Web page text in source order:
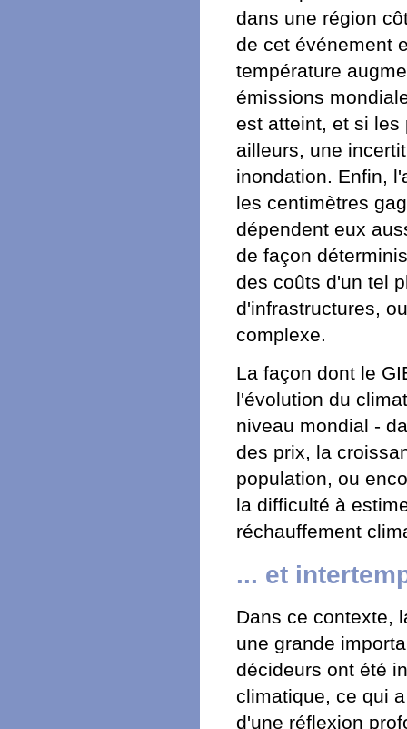
dans une région
de cet événement
température
émissions
est atteint, et si
ailleurs, une
inondation. Enfin,
les centimètres
dépendent eux
de façon
des coûts d'un tel
d'infrastructures,
complexe.
La façon dont le
l'évolution du
niveau mondial -
des prix, la
population, ou
la difficulté à
réchauffement
... et
Dans ce contexte,
une grande
décideurs ont été
climatique, ce qui
d'une réflexion